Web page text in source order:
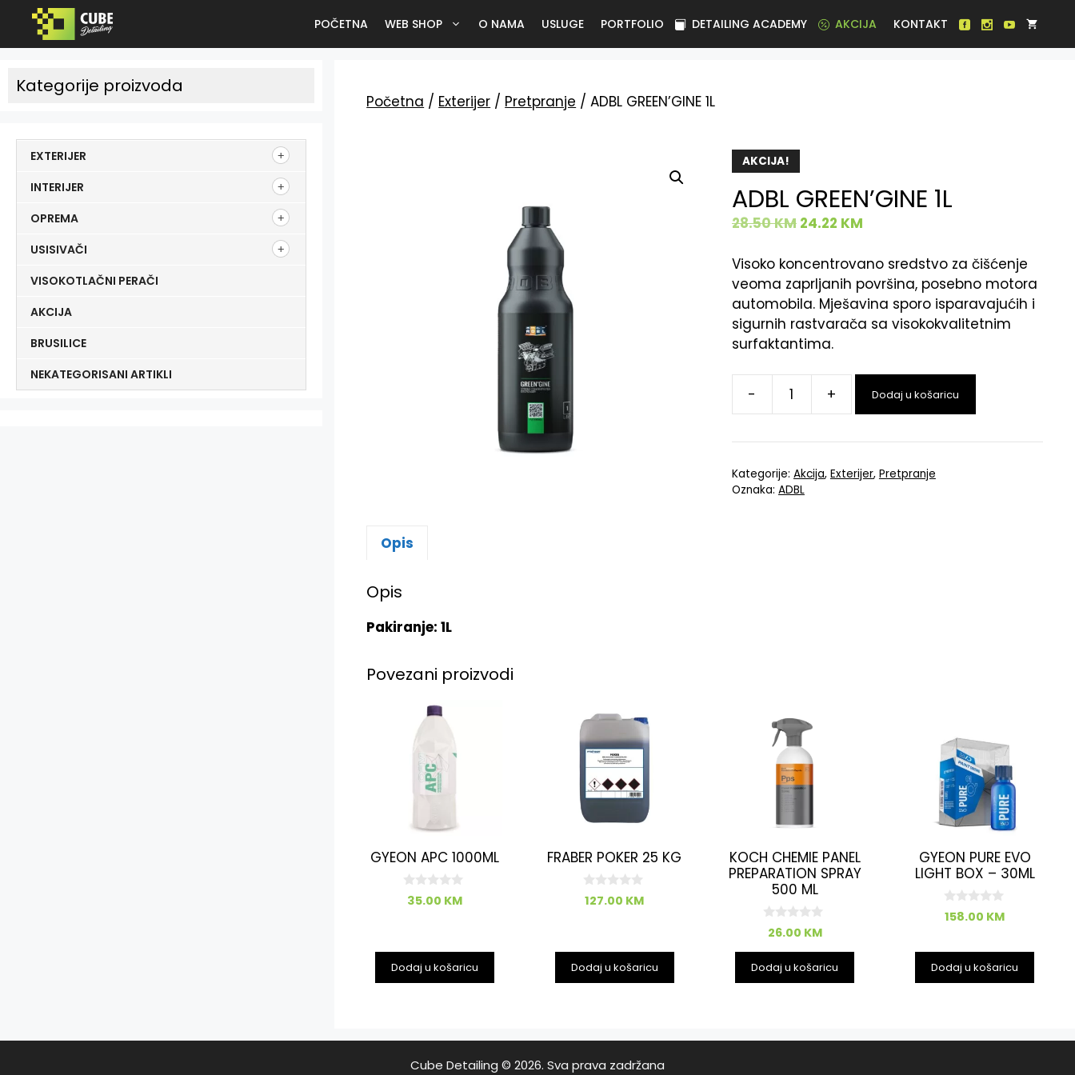
POČETNA WEB SHOP O NAMA USLUGE PORTFOLIO DETAILING ACADEMY AKCIJA KONTAKT
Početna / Exterijer / Pretpranje / ADBL GREEN’GINE 1L
AKCIJA!
ADBL GREEN’GINE 1L
28.50KM 24.22 KM
Visoko koncentrovano sredstvo za čišćenje
veoma zaprljanih površina, posebno motora
automobila. Mješavina sporo isparavajućih i
sigurnih rastvarača sa visokokvalitetnim
surfaktantima.
- + Dodaj u košaricu
Kategorije: Akcija, Exterijer, Pretpranje
Oznaka: ADBL
Opis
Opis
Pakiranje: 1L
Povezani proizvodi
GYEON APC 1000ML
0
o35.00 KM
Dodaj u košaricu
FRABER POKER 25 KG
0
o
127.00 KM
Dodaj u košaricu
KOCH CHEMIE PANEL
PREPARATION SPRAY
500 ML
0
o
d
26.00 KM
Dodaj u košaricu
GYEON PURE EVO
LIGHT BOX – 30ML
0
o
158.00 KM
Dodaj u košaricu
Kategorije proizvoda
EXTERIJER
INTERIJER
OPREMA
USISIVAČI
VISOKOTLAČNI PERAČI
AKCIJA
BRUSILICE
NEKATEGORISANI ARTIKLI
Cube Detailing © 2026. Sva prava zadržana